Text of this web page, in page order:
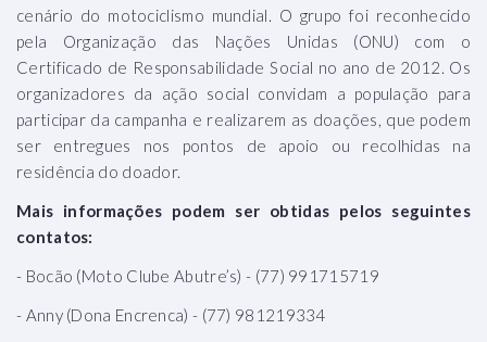
cenário do motociclismo mundial. O grupo foi reconhecido
pela Organização das Nações Unidas (ONU) com o
Certificado de Responsabilidade Social no ano de 2012. Os
organizadores da ação social convidam a população para
participar da campanha e realizarem as doações, que podem
ser entregues nos pontos de apoio ou recolhidas na
residência do doador.
Mais informações podem ser obtidas pelos seguintes
contatos:
- Bocão (Moto Clube Abutre’s) - (77) 991715719
- Anny (Dona Encrenca) - (77) 981219334